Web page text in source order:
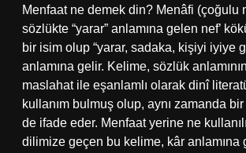
Menfaat ne demek din? Menâfi (çoğulu
sözlükte “yarar” anlamına gelen nef’
bir isim olup “yarar, sadaka, kişiyi iyiye
anlamına gelir. Kelime, sözlük
maslahat ile eşanlamlı olarak dinî
kullanım bulmuş olup, aynı zamanda
de ifade eder. Menfaat yerine ne
dilimize geçen bu kelime, kâr anlamına